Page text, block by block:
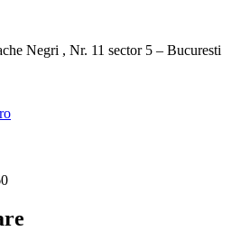
Negri , Nr. 11 sector 5 – Bucuresti